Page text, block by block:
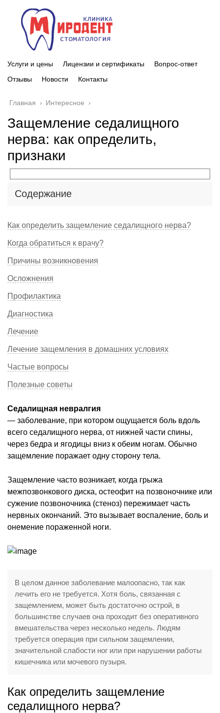
Услуги и цены Лицензии и сертификаты
Вопрос-ответ
Отзывы
Новости Контакты
Главная › Интересное ›
Защемление седалищного
нерва: как определить,
признаки
Содержание
Как определить защемление седалищного нерва?
Когда обратиться к врачу?
Причины возникновения
Осложнения
Профилактика
Диагностика
Лечение
Лечение защемления в домашних условиях
Частые вопросы
Полезные советы
Седалищная невралгия
— заболевание, при котором ощущается боль вдоль
всего седалищного нерва, от нижней части спины,
через бедра и ягодицы вниз к обеим ногам. Обычно
защемление поражает одну сторону тела.
Защемление часто возникает, когда грыжа
межпозвонкового диска, остеофит на позвоночнике или
сужение позвоночника (стеноз) пережимает часть
нервных окончаний. Это вызывает воспаление, боль и
онемение пораженной ноги.
В целом данное заболевание малоопасно, так как
лечить его не требуется. Хотя боль, связанная с
защемлением, может быть достаточно острой, в
большинстве случаев она проходит без оперативного
вмешательства через несколько недель. Людям
требуется операция при сильном защемлении,
значительной слабости ног или при нарушении работы
кишечника или мочевого пузыря.
Как определить защемление
седалищного нерва?